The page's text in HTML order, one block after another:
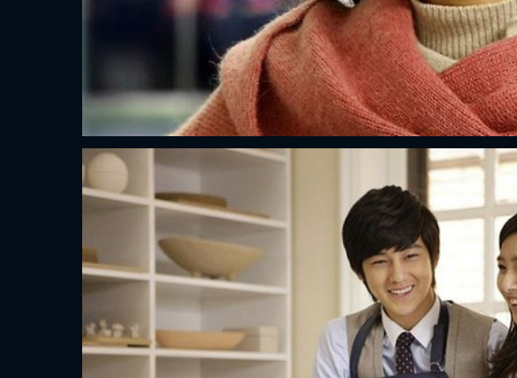
FACEBOOK